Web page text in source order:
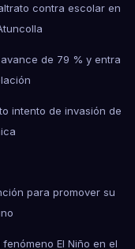
contra escolar en
de 79 % y entra
intento de invasión de
para promover su
El Niño en el